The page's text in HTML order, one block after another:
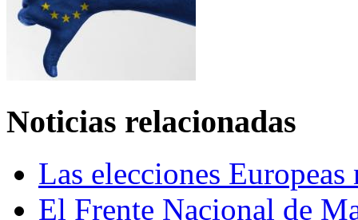
Noticias relacionadas
Las elecciones
El Frente Nacional de